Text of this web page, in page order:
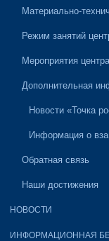
Материально-
Режим занятий
Мероприятия центра
Дополнительная
Новости «Точка
Информация о
Обратная связь
Наши достижения
НОВОСТИ
ИНФОРМАЦИОННАЯ